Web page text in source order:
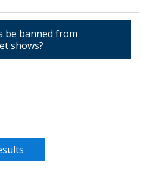
be banned from
shows?